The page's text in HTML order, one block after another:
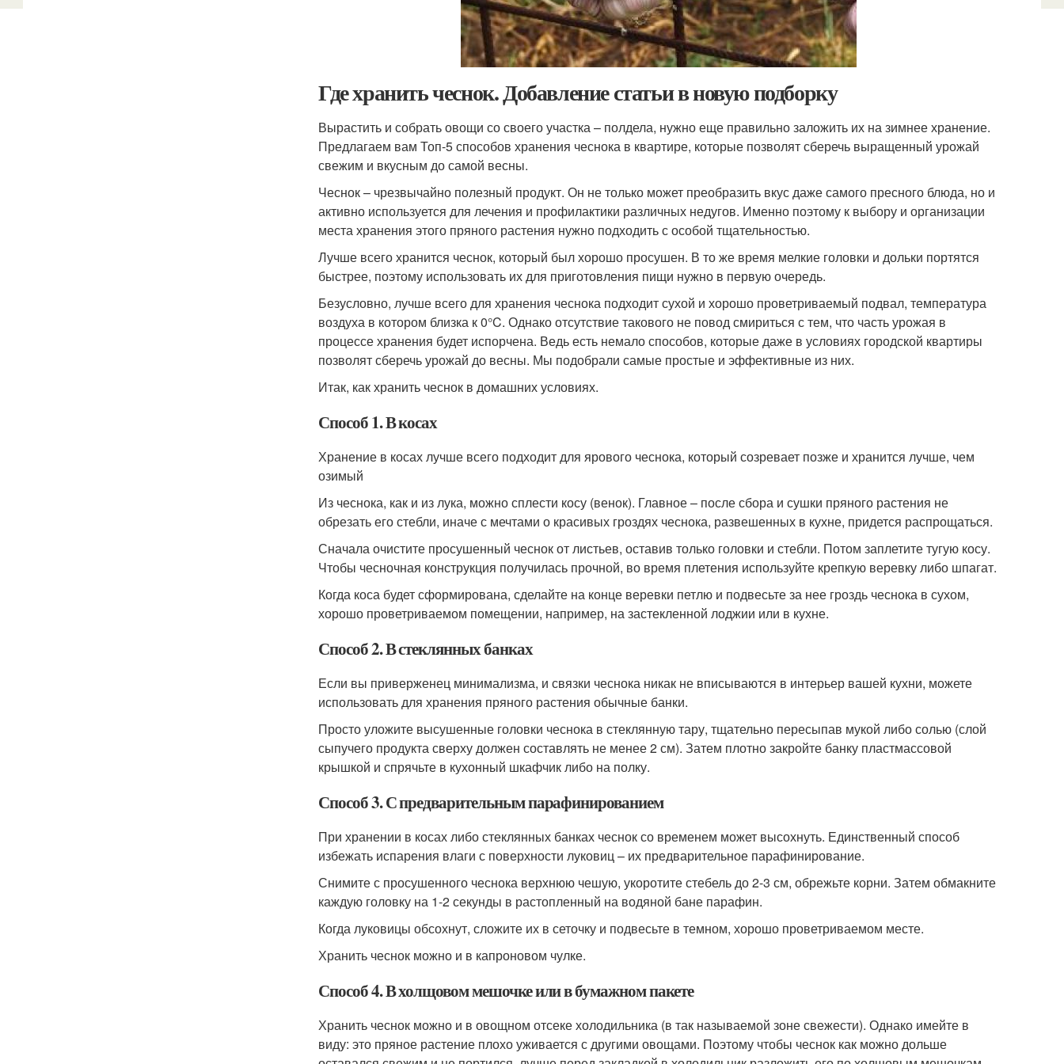
Где хранить чеснок. Добавление статьи в новую подборку
Вырастить и собрать овощи со своего участка – полдела, нужно еще правильно заложить их на зимнее хранение.
Предлагаем вам Топ-5 способов хранения чеснока в квартире, которые позволят сберечь выращенный урожай
свежим и вкусным до самой весны.
Чеснок – чрезвычайно полезный продукт. Он не только может преобразить вкус даже самого пресного блюда, но и
активно используется для лечения и профилактики различных недугов. Именно поэтому к выбору и организации
места хранения этого пряного растения нужно подходить с особой тщательностью.
Лучше всего хранится чеснок, который был хорошо просушен. В то же время мелкие головки и дольки портятся
быстрее, поэтому использовать их для приготовления пищи нужно в первую очередь.
Безусловно, лучше всего для хранения чеснока подходит сухой и хорошо проветриваемый подвал, температура
воздуха в котором близка к 0°C. Однако отсутствие такового не повод смириться с тем, что часть урожая в
процессе хранения будет испорчена. Ведь есть немало способов, которые даже в условиях городской квартиры
позволят сберечь урожай до весны. Мы подобрали самые простые и эффективные из них.
Итак, как хранить чеснок в домашних условиях.
Способ 1. В косах
Хранение в косах лучше всего подходит для ярового чеснока, который созревает позже и хранится лучше, чем
озимый
Из чеснока, как и из лука, можно сплести косу (венок). Главное – после сбора и сушки пряного растения не
обрезать его стебли, иначе с мечтами о красивых гроздях чеснока, развешенных в кухне, придется распрощаться.
Сначала очистите просушенный чеснок от листьев, оставив только головки и стебли. Потом заплетите тугую косу.
Чтобы чесночная конструкция получилась прочной, во время плетения используйте крепкую веревку либо шпагат.
Когда коса будет сформирована, сделайте на конце веревки петлю и подвесьте за нее гроздь чеснока в сухом,
хорошо проветриваемом помещении, например, на застекленной лоджии или в кухне.
Способ 2. В стеклянных банках
Если вы приверженец минимализма, и связки чеснока никак не вписываются в интерьер вашей кухни, можете
использовать для хранения пряного растения обычные банки.
Просто уложите высушенные головки чеснока в стеклянную тару, тщательно пересыпав мукой либо солью (слой
сыпучего продукта сверху должен составлять не менее 2 см). Затем плотно закройте банку пластмассовой
крышкой и спрячьте в кухонный шкафчик либо на полку.
Способ 3. С предварительным парафинированием
При хранении в косах либо стеклянных банках чеснок со временем может высохнуть. Единственный способ
избежать испарения влаги с поверхности луковиц – их предварительное парафинирование.
Снимите с просушенного чеснока верхнюю чешую, укоротите стебель до 2-3 см, обрежьте корни. Затем обмакните
каждую головку на 1-2 секунды в растопленный на водяной бане парафин.
Когда луковицы обсохнут, сложите их в сеточку и подвесьте в темном, хорошо проветриваемом месте.
Хранить чеснок можно и в капроновом чулке.
Способ 4. В холщовом мешочке или в бумажном пакете
Хранить чеснок можно и в овощном отсеке холодильника (в так называемой зоне свежести). Однако имейте в
виду: это пряное растение плохо уживается с другими овощами. Поэтому чтобы чеснок как можно дольше